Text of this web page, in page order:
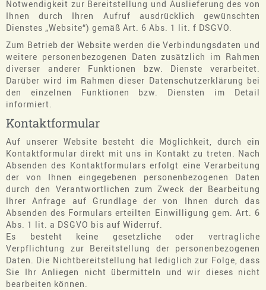
Notwendigkeit zur Bereitstellung und Auslieferung des von
Ihnen durch Ihren Aufruf ausdrücklich gewünschten
Dienstes „Website“) gemäß Art. 6 Abs. 1 lit. f DSGVO.
Zum Betrieb der Website werden die Verbindungsdaten und
weitere personenbezogenen Daten zusätzlich im Rahmen
diverser anderer Funktionen bzw. Dienste verarbeitet.
Darüber wird im Rahmen dieser Datenschutzerklärung bei
den einzelnen Funktionen bzw. Diensten im Detail
informiert.
Kontaktformular
Auf unserer Website besteht die Möglichkeit, durch ein
Kontaktformular direkt mit uns in Kontakt zu treten. Nach
Absenden des Kontaktformulars erfolgt eine Verarbeitung
der von Ihnen eingegebenen personenbezogenen Daten
durch den Verantwortlichen zum Zweck der Bearbeitung
Ihrer Anfrage auf Grundlage der von Ihnen durch das
Absenden des Formulars erteilten Einwilligung gem. Art. 6
Abs. 1 lit. a DSGVO bis auf Widerruf.
Es besteht keine gesetzliche oder vertragliche
Verpflichtung zur Bereitstellung der personenbezogenen
Daten. Die Nichtbereitstellung hat lediglich zur Folge, dass
Sie Ihr Anliegen nicht übermitteln und wir dieses nicht
bearbeiten können.